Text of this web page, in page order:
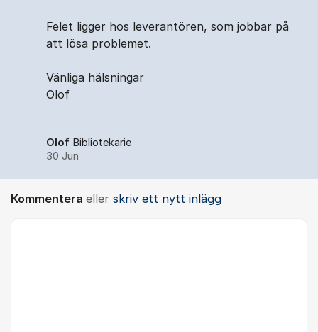
Felet ligger hos leverantören, som jobbar på
att lösa problemet.
Vänliga hälsningar
Olof
Olof Bibliotekarie
30 Jun
Kommentera eller skriv ett nytt inlägg